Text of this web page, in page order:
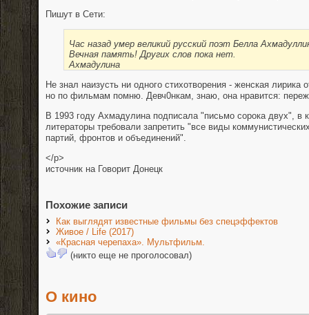
Пишут в Сети:
Час назад умер великий русский поэт Белла
Вечная память! Других слов пока нет.
Ахмадулина
Не знал наизусть ни одного стихотворения - женская лирика
но по фильмам помню. Девч0нкам, знаю, она нравится:
В 1993 году Ахмадулина подписала "письмо сорока двух", в
литераторы требовали запретить "все виды
партий, фронтов и объединений".
</p>
источник на Говорит Донецк
Похожие записи
Как выглядят известные фильмы без спецэффектов
Живое / Life (2017)
«Красная черепаха». Мультфильм.
(никто еще не проголосовал)
О кино